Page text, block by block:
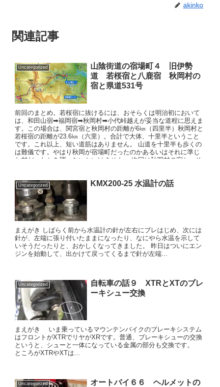
akinko
関連記事
Uncategorized
山陰街道の宿場町４ 旧伊勢
道 若桜宿と八鹿宿 秋岡村の
宿と県道531号
前回のまとめ。若桜宿に抜けるには、おそらくは明治初において
は、和田山宿➡福岡宿➡秋岡村➡小代峠越えが妥当な道程に思えま
す。この場合は、関宮宿と秋岡村の距離が6㎞（四里半）秋岡村と
若桜宿の距離が23.6㎞（六里）。合計で大体、十里半ということ
です。これ以上、短い道筋はありません。 山道を十里半も歩くの
は難儀です。やはり秋岡が宿場町だったのかあるいはそれに準じ
た村だったかを調べないといけません。 次回は秋岡村の宿と、そ
Uncategorized KMX200-25 水温計の話
まえがき しばらく前から水温計の針が左右にブレはじめ、次には
針が、左端に張り付いたままになったり、なにやら水温を示して
いそうだったりと、おかしくなってきました。 昨日はついにエン
ジンを始動して、出かけて戻ってくるまで針が左端...
Uncategorized
自転車の話９ XTRとXTのブレ
ーキシュー交換
まえがき いま乗っているマウンテンバイクのブレーキシステム
はフロントがXTRでリヤがXRです。普通、ブレーキシューの交換
というと、シューと一体になっている金属の部分も交換です。
ところがXTRやXTは...
Uncategorized
オートバイ６６ ヘルメットの